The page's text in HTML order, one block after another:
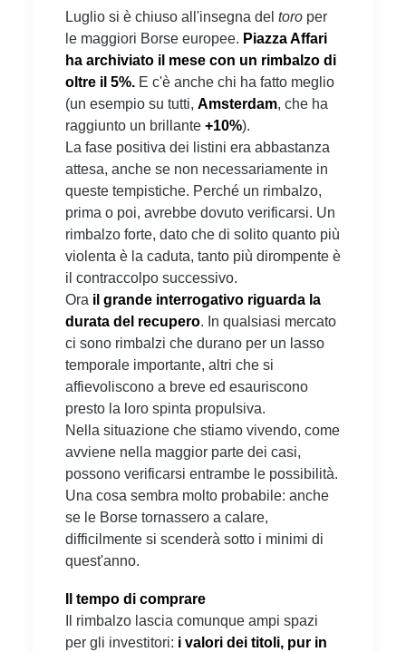
Luglio si è chiuso all'insegna del toro per
le maggiori Borse europee. Piazza Affari
ha archiviato il mese con un rimbalzo di
oltre il 5%. E c'è anche chi ha fatto meglio
(un esempio su tutti, Amsterdam, che ha
raggiunto un brillante +10%).
La fase positiva dei listini era abbastanza
attesa, anche se non necessariamente in
queste tempistiche. Perché un rimbalzo,
prima o poi, avrebbe dovuto verificarsi. Un
rimbalzo forte, dato che di solito quanto più
violenta è la caduta, tanto più dirompente è
il contraccolpo successivo.
Ora il grande interrogativo riguarda la
durata del recupero. In qualsiasi mercato
ci sono rimbalzi che durano per un lasso
temporale importante, altri che si
affievoliscono a breve ed esauriscono
presto la loro spinta propulsiva.
Nella situazione che stiamo vivendo, come
avviene nella maggior parte dei casi,
possono verificarsi entrambe le possibilità.
Una cosa sembra molto probabile: anche
se le Borse tornassero a calare,
difficilmente si scenderà sotto i minimi di
quest'anno.
Il tempo di comprare
Il rimbalzo lascia comunque ampi spazi
per gli investitori: i valori dei titoli, pur in